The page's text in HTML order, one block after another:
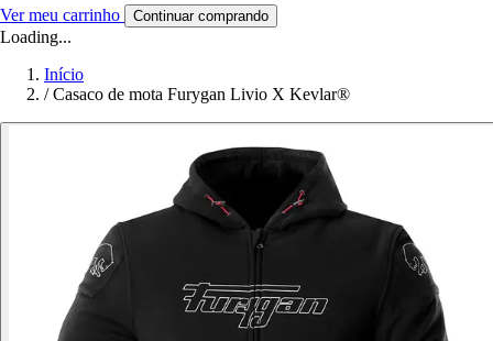
Ver meu carrinho Continuar comprando
Loading...
Início
/ Casaco de mota Furygan Livio X Kevlar®